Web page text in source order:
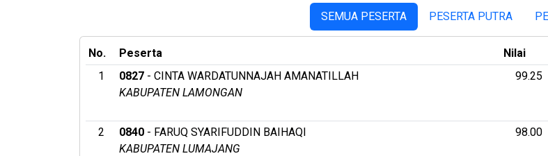
SEMUA PESERTA PESERTA PUTRA
No. Peserta Nilai
1
0827 - CINTA WARDATUNNAJAH AMANATILLAH
KABUPATEN LAMONGAN
99.25
2
0840 - FARUQ SYARIFUDDIN BAIHAQI
KABUPATEN LUMAJANG
98.00